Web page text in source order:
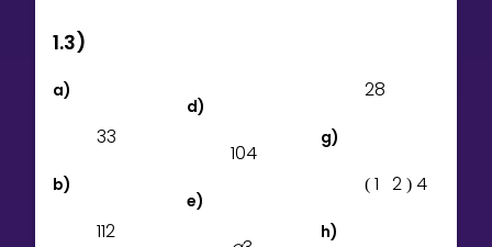
1.3)
a)
33
b)
112
d)
104
e)
28
g)
( 1 2 ) 4
h)